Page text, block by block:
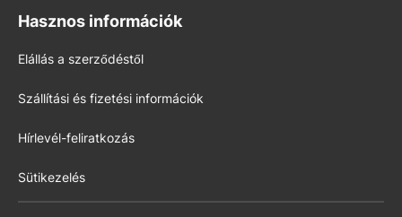
Hasznos információk
Elállás a szerződéstől
Szállítási és fizetési információk
Hírlevél-feliratkozás
Sütikezelés